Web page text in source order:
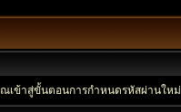
ณเข้าสู่ขั้นตอนการกำหนดรหัสผ่านใหม่